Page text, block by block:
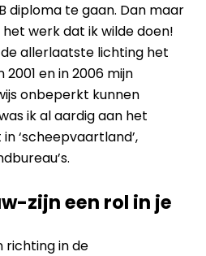
diploma te gaan. Dan maar
werk dat ik wilde doen!
allerlaatste lichting het
en in 2006 mijn
onbeperkt kunnen
ik al aardig aan het
‘scheepvaartland’,
zijn een rol in je
richting in de